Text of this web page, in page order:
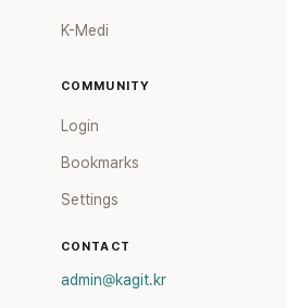
K-Medi
COMMUNITY
Login
Bookmarks
Settings
CONTACT
admin@kagit.kr